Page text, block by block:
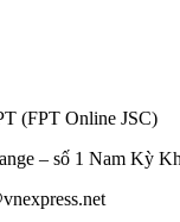
(FPT Online JSC)
– số 1 Nam Kỳ